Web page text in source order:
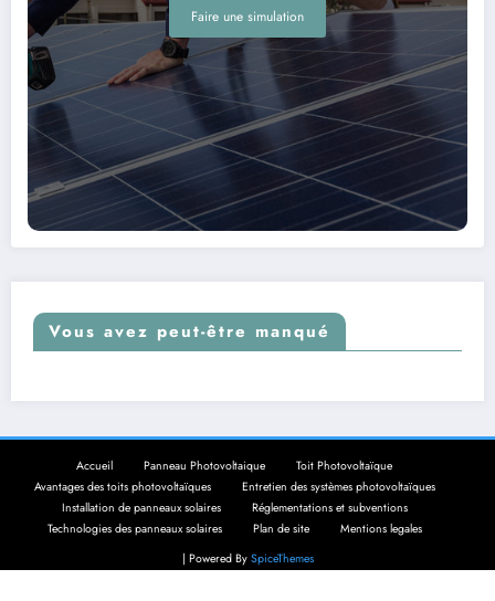
Faire une simulation
Vous avez peut-être manqué
Accueil Panneau Photovoltaique
Toit Photovoltaïque
Avantages des toits photovoltaïques
Entretien des systèmes photovoltaïques
Installation de panneaux solaires
Réglementations et subventions
Technologies des panneaux solaires
Plan de site
Mentions legales
| Powered By SpiceThemes